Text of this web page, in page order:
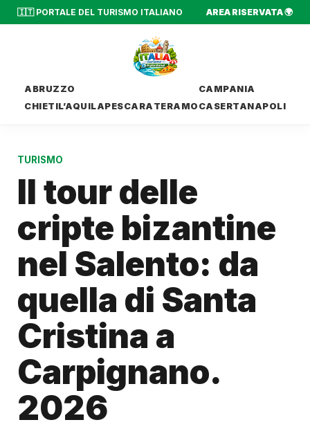
🇮🇹 PORTALE DEL TURISMO ITALIANO AREA RISERVATA 🌍
ABRUZZO
CHIETIL’AQUILAPESCARA TERAMO
CAMPANIA
CASERTANAPOLI
TURISMO
Il tour delle
cripte bizantine
nel Salento: da
quella di Santa
Cristina a
Carpignano.
2026